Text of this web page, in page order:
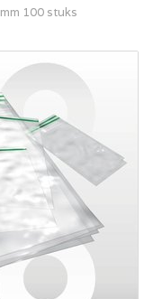
100 stuks